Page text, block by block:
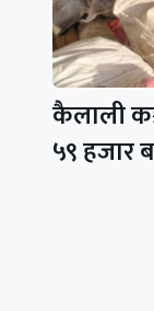
कैलाली
५९ हजार